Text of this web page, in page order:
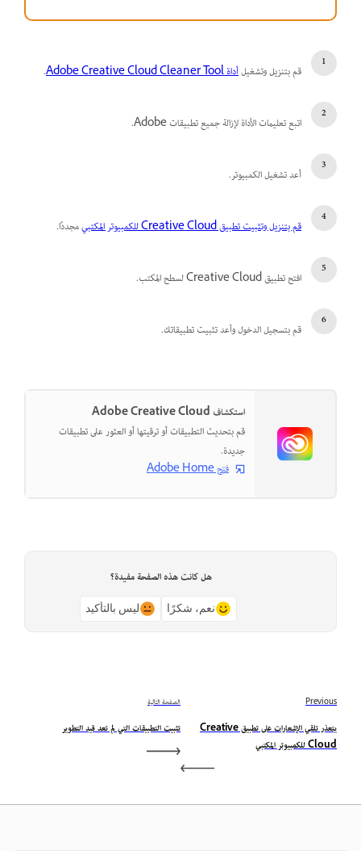
قم بتنزيل وتشغيلأداة Adobe Creative Cloud Cleaner Tool .
اتبع تعليمات الأداة لإزالة جميع تطبيقات Adobe.
أعد تشغيل الكمبيوتر.
قم بتنزيل وتثبيت تطبيق Creative Cloud للكمبيوتر المكتبي مجددًا.
افتح تطبيق Creative Cloud لسطح المكتب.
قم بتسجيل الدخول وأعد تثبيت تطبيقاتك.
استكشاف Adobe Creative Cloud
قم بتحديث التطبيقات أو ترقيتها أو العثور على تطبيقات
جديدة.
فتح Adobe Home
هل كانت هذه الصفحة مفيدة؟
نعم، شكرًا ليس بالتأكيد
Previous
يتعذر تلقي الإشعارات على تطبيق Creative
Cloud للكمبيوتر المكتبي
الصفحة التالية
تثبيت التطبيقات التي لم تعد قيد التطوير